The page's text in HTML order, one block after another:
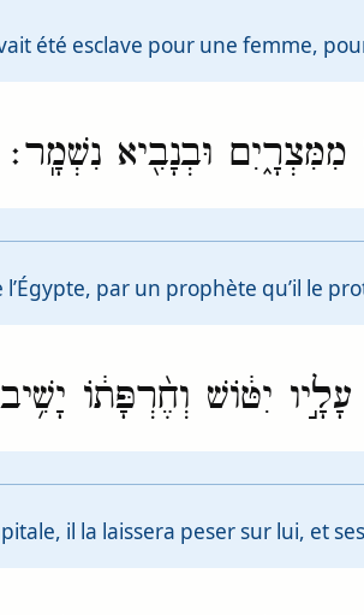
été esclave pour une femme,
וּבְנָבִ֖יא נִשְׁמָֽר׃
par un prophète qu’il le
יִטּ֔וֹשׁ וְחֶ֨רְפָּת֔וֹ יָשִׁ֥יב
il la laissera peser sur lui, et